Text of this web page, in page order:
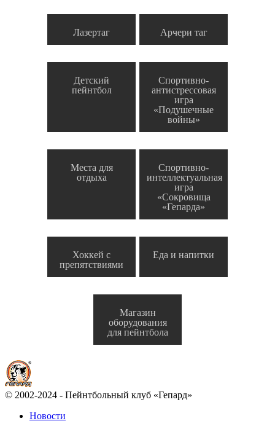
Лазертаг Арчери таг
Детский
пейнтбол
Спортивно-
антистрессовая
игра
«Подушечные
войны»
Места для
отдыха
Спортивно-
интеллектуальная
игра
«Сокровища
«Гепарда»
Хоккей с
препятствиями
Еда и напитки
Магазин
оборудования
для пейнтбола
© 2002-2024 - Пейнтбольный клуб «Гепард»
Новости